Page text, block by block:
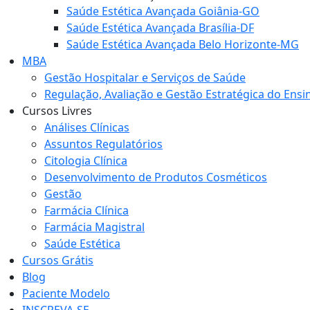
Saúde Estética Avançada Goiânia-GO
Saúde Estética Avançada Brasília-DF
Saúde Estética Avançada Belo Horizonte-MG
MBA
Gestão Hospitalar e Serviços de Saúde
Regulação, Avaliação e Gestão Estratégica do
Cursos Livres
Análises Clínicas
Assuntos Regulatórios
Citologia Clínica
Desenvolvimento de Produtos Cosméticos
Gestão
Farmácia Clínica
Farmácia Magistral
Saúde Estética
Cursos Grátis
Blog
Paciente Modelo